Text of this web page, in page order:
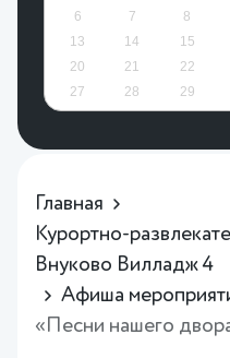
6
7 8
13
14 15
20
21 22
27
28 29
Главная
Курортно-
Внуково Вилладж 4
Афиша
«Песни нашего